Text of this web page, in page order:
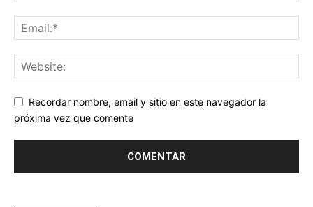
Recordar nombre, email y sitio en este navegador la
próxima vez que comente